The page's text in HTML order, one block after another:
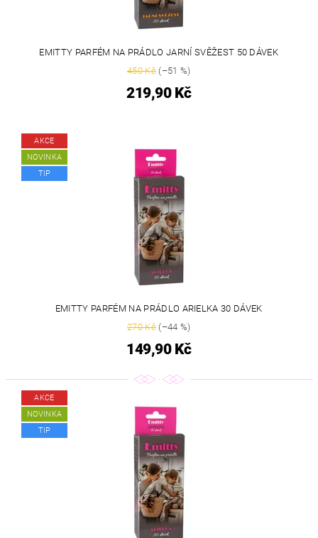
EMITTY PARFÉM NA PRÁDLO JARNÍ SVĚŽEST 50 DÁVEK
450 Kč(–51 %)
219,90 Kč
AKCE
NOVINKA
TIP
EMITTY PARFÉM NA PRÁDLO ARIELKA 30 DÁVEK
270 Kč(–44 %)
149,90 Kč
AKCE
NOVINKA
TIP